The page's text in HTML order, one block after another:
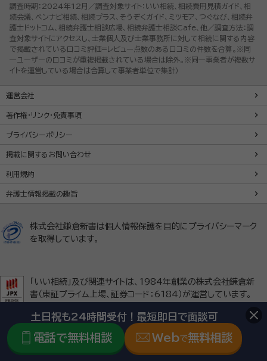
調査時期：2024年12月／調査対象サイト：いい相続、相続費用見積ガイド、相
続会議、ベンナビ相続、相続プラス、そうぞくガイド、ミツモア、つぐなび、相続弁
護士ドットコム、相続弁護士相談広場、相続弁護士相談Cafe、他／調査方法：調
査対象サイトにアクセスし、士業個人及び士業事務所に対して相続に関する内容
で掲載されている口コミ評価=レビュー点数のある口コミの件数を合算。※同
一ユーザーの口コミが重複掲載されている場合は除外。※同一事業者が複数サ
イトを運営している場合は合算して事業者単位で集計）
運営会社
著作権・リンク・免責事項
プライバシーポリシー
掲載に関するお問い合わせ
利用規約
弁護士情報掲載の趣旨
株式会社鎌倉新書は個人情報保護を目的にプライバシーマーク
を取得しています。
「いい相続」及び関連サイトは、1984年創業の株式会社鎌倉新
書（東証プライム上場、証券コード：6184）が運営しています。
Copyright(C) Kamakura Shinsho, Ltd. All Rights Reserved. 無
断転載・剽窃禁止
土日祝も24時間受付！最短即日で面談可
電話で無料相談 Webで無料相談